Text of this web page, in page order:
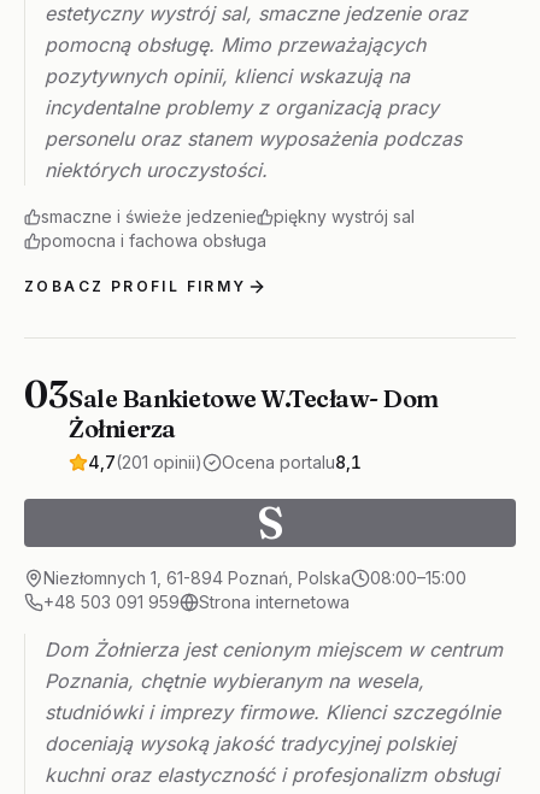
estetyczny wystrój sal, smaczne jedzenie oraz
pomocną obsługę. Mimo przeważających
pozytywnych opinii, klienci wskazują na
incydentalne problemy z organizacją pracy
personelu oraz stanem wyposażenia podczas
niektórych uroczystości.
smaczne i świeże jedzenie
piękny wystrój sal
pomocna i fachowa obsługa
ZOBACZ PROFIL FIRMY
03Sale Bankietowe W.Tecław- Dom
Żołnierza
4,7(201 opinii) Ocena portalu8,1
S
Niezłomnych 1, 61-894 Poznań, Polska
08:00–15:00
+48 503 091 959
Strona internetowa
Dom Żołnierza jest cenionym miejscem w centrum
Poznania, chętnie wybieranym na wesela,
studniówki i imprezy firmowe. Klienci szczególnie
doceniają wysoką jakość tradycyjnej polskiej
kuchni oraz elastyczność i profesjonalizm obsługi